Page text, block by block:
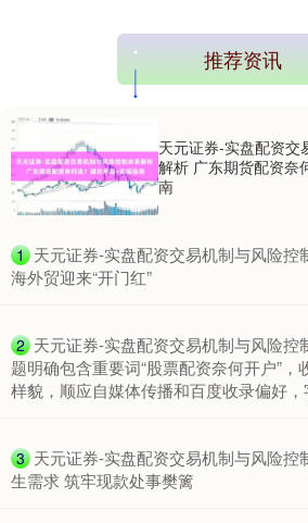
推荐资讯
天元证券-实盘配资交
解析 广东期货配资奈
南
1 天元证券-实盘配资交易机制与风险控
海外贸迎来“开门红”
2 天元证券-实盘配资交易机制与风险控
题明确包含重要词“股票配资奈何开户”，
样貌，顺应自媒体传播和百度收录偏好，
3 天元证券-实盘配资交易机制与风险控
生需求 筑牢现款处事樊篱